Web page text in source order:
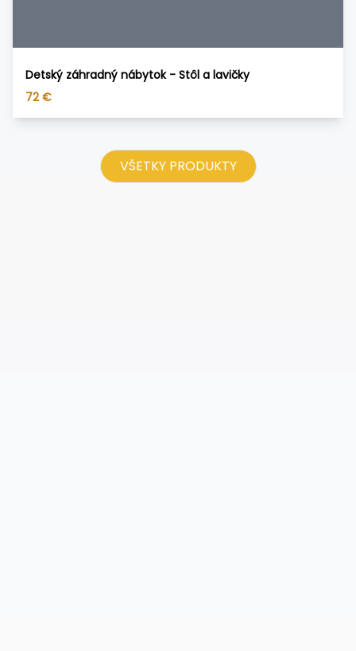
Detský záhradný nábytok - Stôl a lavičky
72 €
VŠETKY PRODUKTY